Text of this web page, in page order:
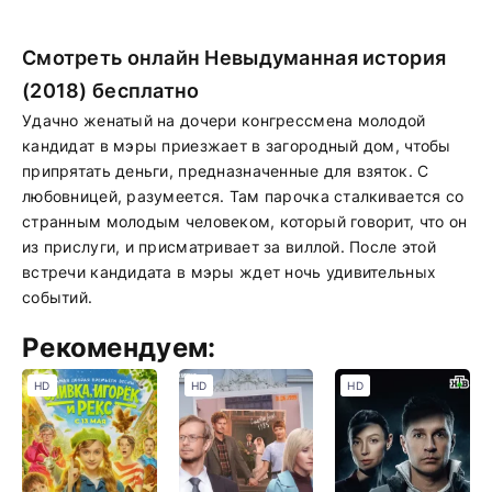
Смотреть онлайн Невыдуманная история
(2018) бесплатно
Удачно женатый на дочери конгрессмена молодой
кандидат в мэры приезжает в загородный дом, чтобы
припрятать деньги, предназначенные для взяток. С
любовницей, разумеется. Там парочка сталкивается со
странным молодым человеком, который говорит, что он
из прислуги, и присматривает за виллой. После этой
встречи кандидата в мэры ждет ночь удивительных
событий.
Рекомендуем:
HD HD HD